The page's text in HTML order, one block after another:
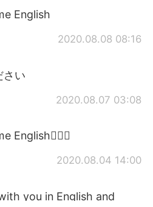
English
2020.08.08 08:16
さい
2020.08.07 03:08
English🙇🏻‍♀️
2020.08.04 14:00
you in English and